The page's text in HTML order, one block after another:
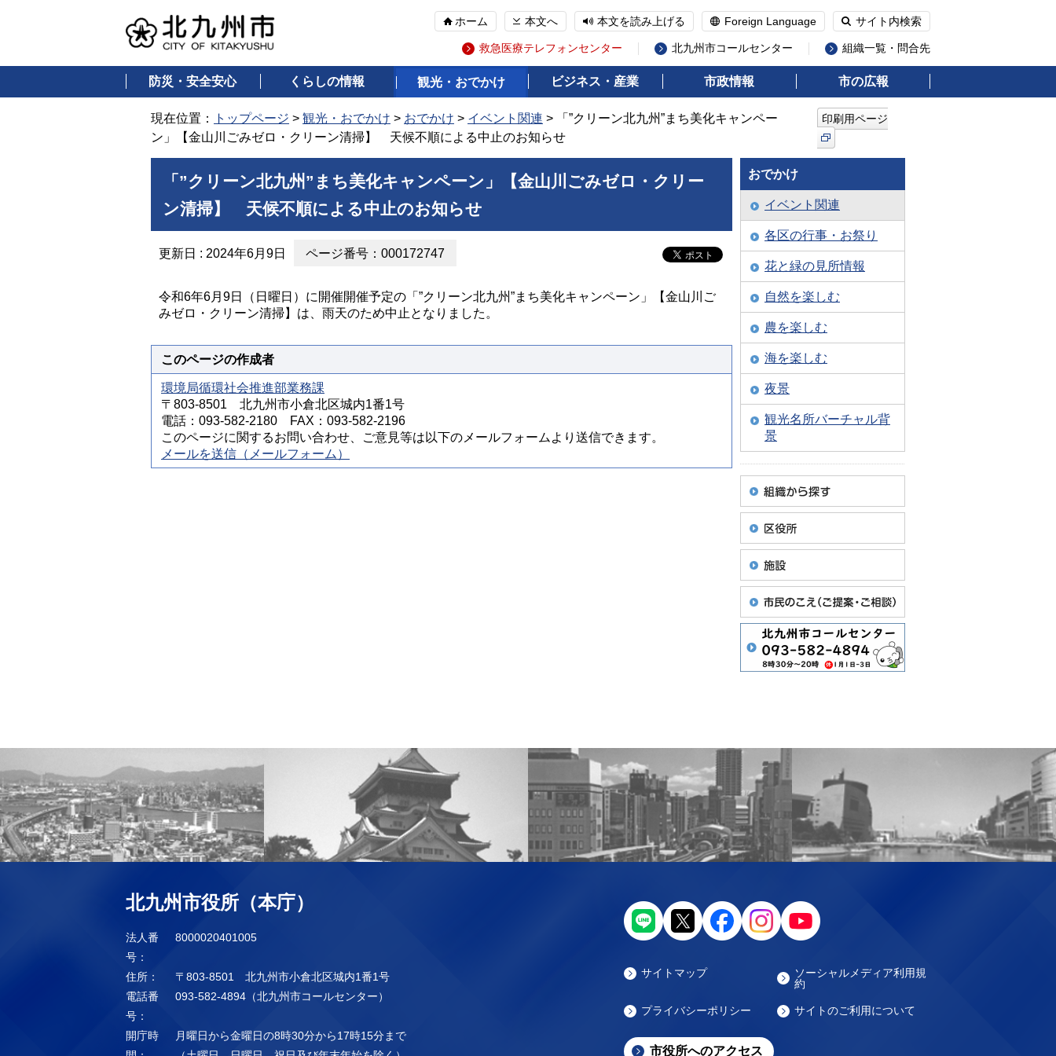
ホーム 本文へ 本文を読み上げる Foreign Language サイト内検索
救急医療テレフォンセンター 北九州市コールセンター 組織一覧・問合先
防災・安全安心 くらしの情報 観光・おでかけ ビジネス・産業 市政情報 市の広報
現在位置： トップページ > 観光・おでかけ > おでかけ > イベント関連 > 「”クリーン北九州”まち美化キャンペー
ン」【金山川ごみゼロ・クリーン清掃】 天候不順による中止のお知らせ
印刷用ページ
「”クリーン北九州”まち美化キャンペーン」【金山川ごみゼロ・クリー
ン清掃】 天候不順による中止のお知らせ
更新日 : 2024年6月9日 ページ番号：000172747
令和6年6月9日（日曜日）に開催開催予定の「”クリーン北九州”まち美化キャンペーン」【金山川ご
みゼロ・クリーン清掃】は、雨天のため中止となりました。
このページの作成者
環境局循環社会推進部業務課
〒803-8501 北九州市小倉北区城内1番1号
電話：093-582-2180 FAX：093-582-2196
このページに関するお問い合わせ、ご意見等は以下のメールフォームより送信できます。
メールを送信（メールフォーム）
おでかけ
イベント関連
各区の行事・お祭り
花と緑の見所情報
自然を楽しむ
農を楽しむ
海を楽しむ
夜景
観光名所バーチャル背
景
北九州市役所（本庁）
法人番
号：
8000020401005
住所：
〒803-8501 北九州市小倉北区城内1番1号
電話番
号：
093-582-4894（北九州市コールセンター）
開庁時
月曜日から金曜日の8時30分から17時15分まで
サイトマップ
ソーシャルメディア利用規
約
プライバシーポリシー サイトのご利用について
市役所へのアクセス